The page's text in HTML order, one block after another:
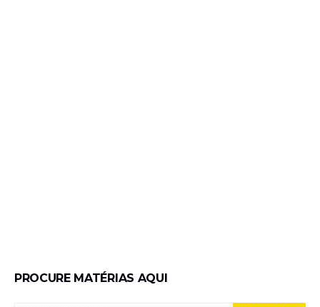
PROCURE MATÉRIAS AQUI